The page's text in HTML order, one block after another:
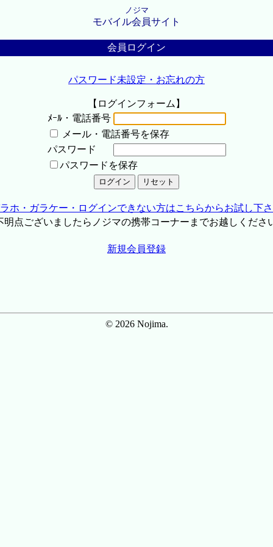
ノジマ
モバイル会員サイト
会員ログイン
パスワード未設定・お忘れの方
【ログインフォーム】
ﾒｰﾙ・電話番号
メール・電話番号を保存
パスワード
パスワードを保存
ホ・ガラケー・ログインできない方はこちらからお試し下
点ございましたらノジマの携帯コーナーまでお越しくださ
新規会員登録
© 2026 Nojima.